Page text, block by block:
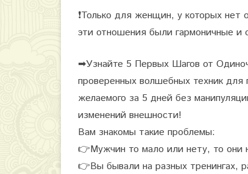
❗Только для женщин, у которых
эти отношения были гармоничные и
➡Узнайте 5 Первых Шагов от
проверенных волшебных техник для
желаемого за 5 дней без
изменений внешности!
Вам знакомы такие проблемы:
👉Мужчин то мало или нету, то
👉Вы бывали на разных тренингах,